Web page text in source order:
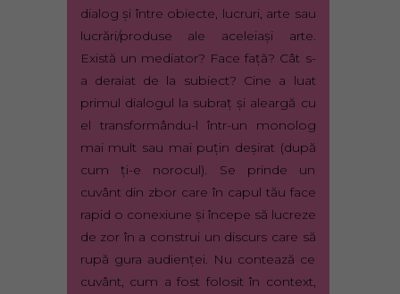
dialog şi între obiecte, lucruri, arte sau
lucrări/produse ale aceleiaşi arte.
Există un mediator? Face faţă? Cât s-
a deraiat de la subiect? Cine a luat
primul dialogul la subraţ şi aleargă cu
el transformându-l într-un monolog
mai mult sau mai puţin deşirat (după
cum ţi-e norocul). Se prinde un
cuvânt din zbor care în capul tău face
rapid o conexiune şi începe să lucreze
de zor în a construi un discurs care să
rupă gura audienţei. Nu contează ce
cuvânt, cum a fost folosit în context,